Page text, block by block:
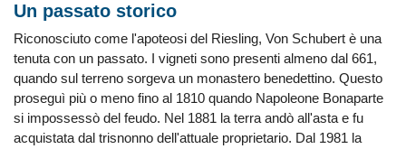
Un passato storico
Riconosciuto come l'apoteosi del Riesling, Von Schubert è una
tenuta con un passato. I vigneti sono presenti almeno dal 661,
quando sul terreno sorgeva un monastero benedettino. Questo
proseguì più o meno fino al 1810 quando Napoleone Bonaparte
si impossessò del feudo. Nel 1881 la terra andò all'asta e fu
acquistata dal trisnonno dell'attuale proprietario. Dal 1981 la